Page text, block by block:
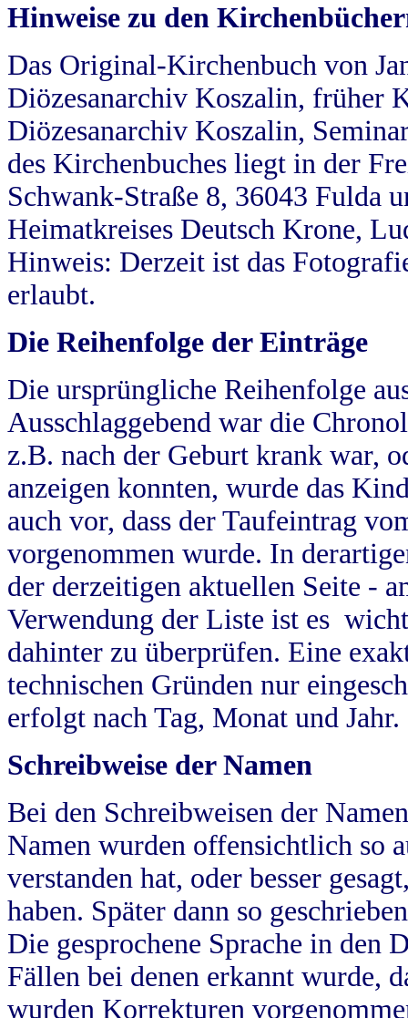
Hinweise zu den
Das Original-Kirchenbuch von
Diözesanarchiv Koszalin, früher
Diözesanarchiv Koszalin,
des Kirchenbuches liegt in der
Schwank-Straße 8, 36043 Fulda
Heimatkreises Deutsch Krone,
Hinweis: Derzeit ist das
erlaubt.
Die Reihenfolge der Einträge
Die ursprüngliche Reihenfolge
Ausschlaggebend war die
z.B. nach der Geburt krank war,
anzeigen konnten, wurde das
auch vor, dass der Taufeintrag
vorgenommen wurde. In
der derzeitigen aktuellen Seite -
Verwendung der Liste ist es
dahinter zu überprüfen. Eine
technischen Gründen nur
erfolgt nach Tag, Monat und Jahr.
Schreibweise der Namen
Bei den Schreibweisen der
Namen wurden offensichtlich so
verstanden hat, oder besser
haben. Später dann so
Die gesprochene Sprache in
Fällen bei denen erkannt wurde,
wurden Korrekturen